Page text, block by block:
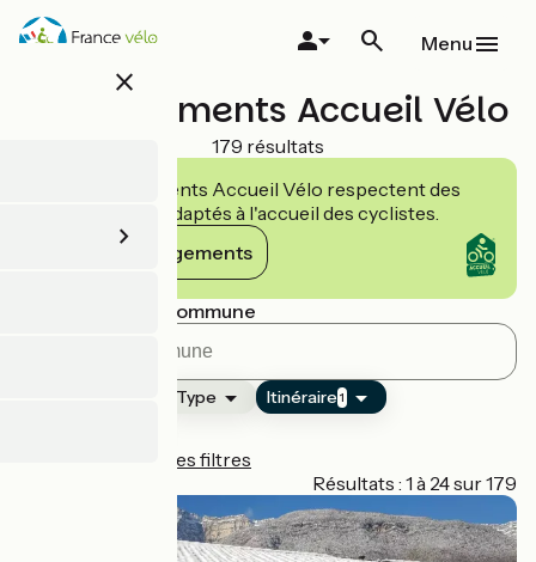
Aller
au
close
Menu
Hébergements Accueil Vélo
179 résultats
Les établissements Accueil Vélo respectent des
engagements adaptés à l'accueil des cyclistes.
Voir les engagements
Rechercher par commune
Type Itinéraire1
Réinitialiser tous les filtres
Résultats : 1 à 24 sur 179